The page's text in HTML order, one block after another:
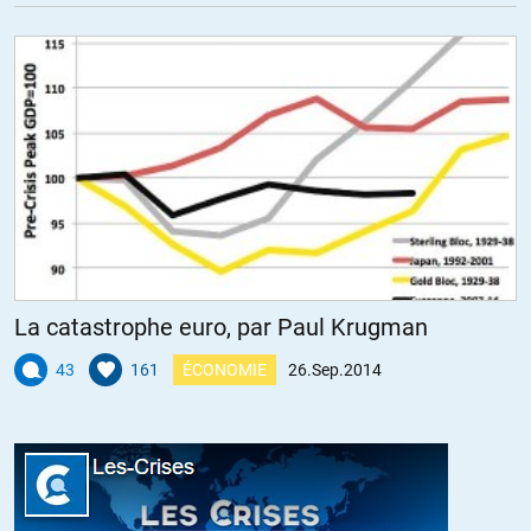
république comme une dévotion , mais je voterai pour l’AKP de
Erdogan qui œuvre et qui a le mieux servit la Turquie depuis les 30
Selon les prestigieuses universités britannique dont sont issu la
classe politique anglaise , l’Europe va demander à la Turquie son
entrée après 2020 . Aujourd’hui la Turquie prête de l’argent à
travers FMI , et chaque jours qui passe , on lui demande d’investir
d’avantage et il est le premier pays d’Europe et le 2 ème au monde
, a apporter son aide aux démunis.
j. attali le maitre dans la pensee et dans la pratique.la source de la
loi Macron
La catastrophe euro, par Paul Krugman
43 161 ÉCONOMIE 26.Sep.2014